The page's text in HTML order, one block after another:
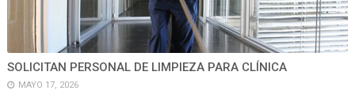
SOLICITAN PERSONAL DE LIMPIEZA PARA CLÍNICA
MAYO 17, 2026